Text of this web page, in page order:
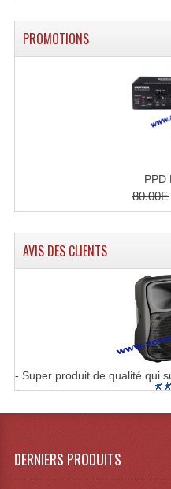
Consoles
Ampoules - Tubes
Lampes
PROMOTIONS
PPD
80.00E
AVIS DES CLIENTS
- Super produit de qualité qui
DERNIERS PRODUITS